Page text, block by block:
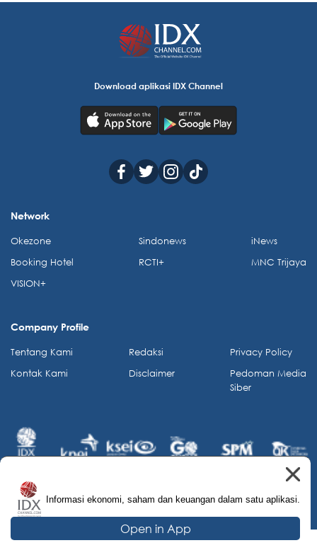
Informasi ekonomi, saham dan keuangan dalam satu aplikasi.
Open in App
Download aplikasi IDX Channel
Network
Okezone
Booking Hotel
VISION+
Sindonews
RCTI+
iNews
MNC Trijaya
Company Profile
Tentang Kami
Kontak Kami
Redaksi
Disclaimer
Privacy Policy
Pedoman Media
Siber
© 2026 IDX Channel. All Rights Reserved.